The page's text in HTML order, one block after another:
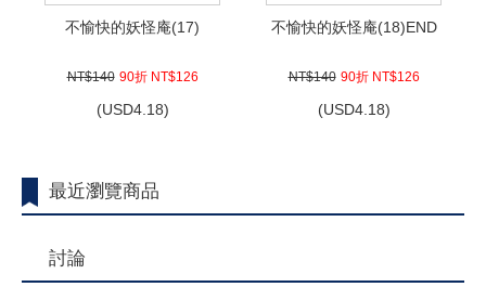
不愉快的妖怪庵(17)
NT$140 90折 NT$126
(USD4.18)
不愉快的妖怪庵(18)END
NT$140 90折 NT$126
(USD4.18)
最近瀏覽商品
討論